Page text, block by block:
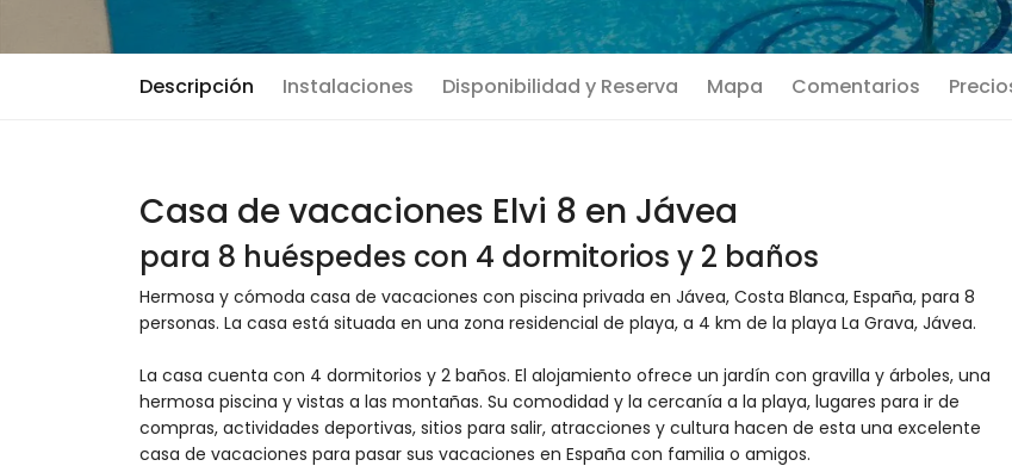
Descripción Instalaciones Disponibilidad y Reserva Mapa Comentarios
Casa de vacaciones Elvi 8 en Jávea
para 8 huéspedes con 4 dormitorios y 2 baños
Hermosa y cómoda casa de vacaciones con piscina privada en Jávea, Costa Blanca, España, para 8
personas. La casa está situada en una zona residencial de playa, a 4 km de la playa La Grava, Jávea.
La casa cuenta con 4 dormitorios y 2 baños. El alojamiento ofrece un jardín con gravilla y árboles, una
hermosa piscina y vistas a las montañas. Su comodidad y la cercanía a la playa, lugares para ir de
compras, actividades deportivas, sitios para salir, atracciones y cultura hacen de esta una excelente
casa de vacaciones para pasar sus vacaciones en España con familia o amigos.